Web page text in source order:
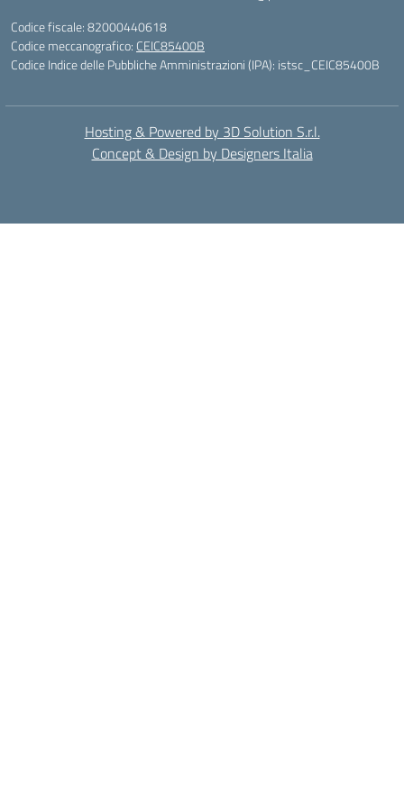
Codice fiscale: 82000440618
Codice meccanografico: CEIC85400B
Codice Indice delle Pubbliche Amministrazioni (IPA): istsc_CEIC85400B
Hosting & Powered by 3D Solution S.r.l.
Concept & Design by Designers Italia